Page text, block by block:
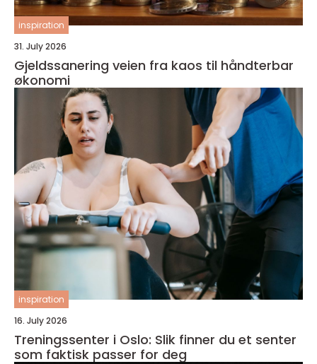
inspiration
31. July 2026
Gjeldssanering veien fra kaos til håndterbar
økonomi
inspiration
16. July 2026
Treningssenter i Oslo: Slik finner du et senter
som faktisk passer for deg